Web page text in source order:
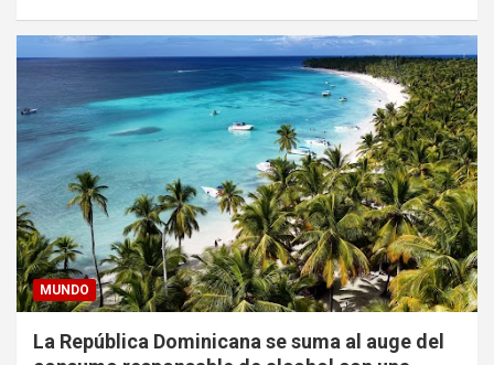
MUNDO
La República Dominicana se suma al auge del